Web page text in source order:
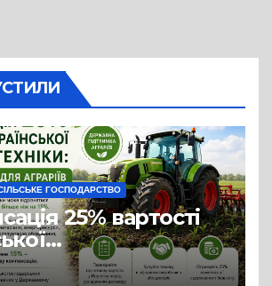
ГОСПОДАРСТВО
25% вартості
що